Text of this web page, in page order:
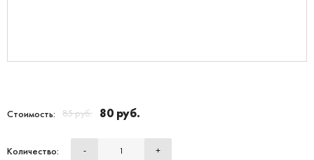
Стоимость: 85 руб. 80 руб.
Количество: - +